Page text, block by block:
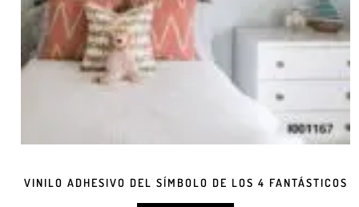
VINILO ADHESIVO DEL SÍMBOLO DE LOS 4 FANTÁSTICOS